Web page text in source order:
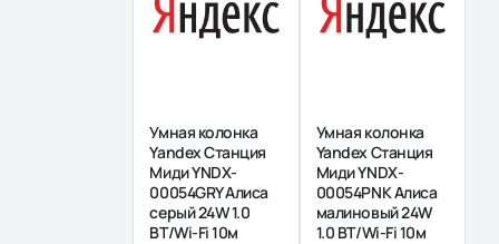
Умная колонка
Yandex Станция
Миди YNDX-
00054GRY Алиса
серый 24W 1.0
BT/Wi-Fi 10м
Умная колонка
Yandex Станция
Миди YNDX-
00054PNK Алиса
малиновый 24W
1.0 BT/Wi-Fi 10м